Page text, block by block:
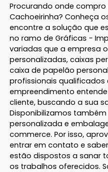
Procurando onde
Cachoeirinha? Conheça
encontre a solução que
no ramo de Gráficas -
variadas que a empresa
personalizadas, caixas
caixa de papelão
profissionais qualificados
empreendimento
cliente, buscando a sua
Disponibilizamos
personalizada e
commerce. Por isso,
entrar em contato e
estão dispostos a sanar
os trabalhos oferecidos.